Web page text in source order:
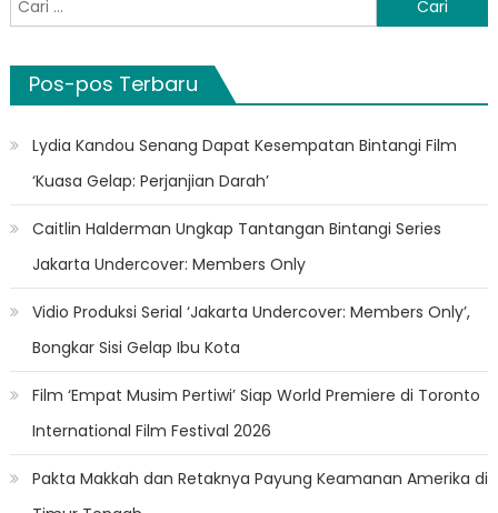
untuk:
Pos-pos Terbaru
Lydia Kandou Senang Dapat Kesempatan Bintangi Film
‘Kuasa Gelap: Perjanjian Darah’
Caitlin Halderman Ungkap Tantangan Bintangi Series
Jakarta Undercover: Members Only
Vidio Produksi Serial ‘Jakarta Undercover: Members Only’,
Bongkar Sisi Gelap Ibu Kota
Film ‘Empat Musim Pertiwi’ Siap World Premiere di Toronto
International Film Festival 2026
Pakta Makkah dan Retaknya Payung Keamanan Amerika di